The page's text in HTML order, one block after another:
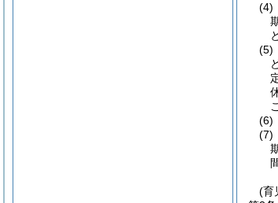
(4)
(5)
(6)
(7)
(育